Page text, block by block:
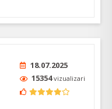
18.07.2025
15354vizualizari